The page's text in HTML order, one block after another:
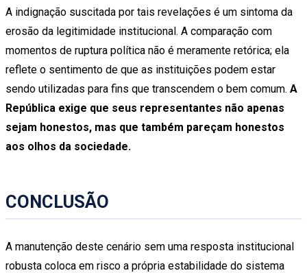
A indignação suscitada por tais revelações é um sintoma da
erosão da legitimidade institucional. A comparação com
momentos de ruptura política não é meramente retórica; ela
reflete o sentimento de que as instituições podem estar
sendo utilizadas para fins que transcendem o bem comum. A
República exige que seus representantes não apenas
sejam honestos, mas que também pareçam honestos
aos olhos da sociedade.
CONCLUSÃO
A manutenção deste cenário sem uma resposta institucional
robusta coloca em risco a própria estabilidade do sistema